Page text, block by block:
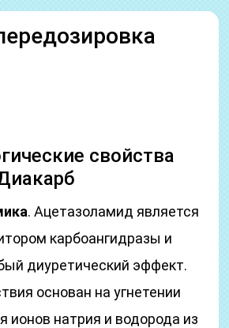
свойства
. Ацетазоламид является
карбоангидразы и
диуретический эффект.
основан на угнетении
ионов натрия и водорода из